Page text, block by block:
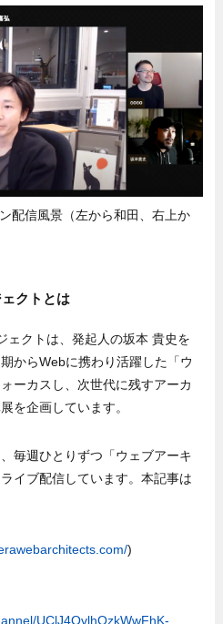
配信風景（左から和田、右上か
クトとは
ェクトは、発起人の坂本 貴史を
からWebに携わり活躍した「ウ
ーカスし、次世代に残すアーカ
を企画しています。
毎週ひとりずつ「ウェブアーキ
イブ配信しています。本記事は
)
UClJ4OvlhOzkWwFhK-